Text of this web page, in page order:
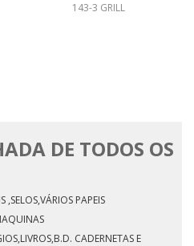
143-3 GRILL
DE TODOS OS
,SELOS,VÁRIOS PAPEIS
CADERNETAS E